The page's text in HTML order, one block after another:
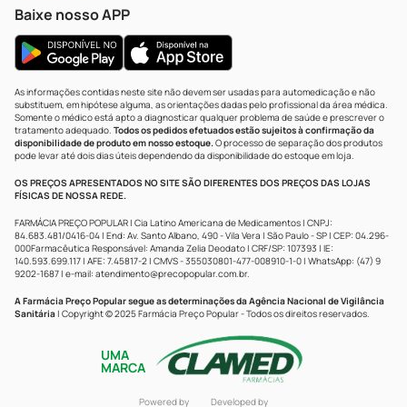
Baixe nosso APP
As informações contidas neste site não devem ser usadas para automedicação e não
substituem, em hipótese alguma, as orientações dadas pelo profissional da área médica.
Somente o médico está apto a diagnosticar qualquer problema de saúde e prescrever o
tratamento adequado. Todos os pedidos efetuados estão sujeitos à confirmação da
disponibilidade de produto em nosso estoque.O processo de separação dos produtos
pode levar até dois dias úteis dependendo da disponibilidade do estoque em loja.
OS PREÇOS APRESENTADOS NO SITE SÃO DIFERENTES DOS PREÇOS DAS LOJAS
FÍSICAS DE NOSSA REDE.
FARMÁCIA PREÇO POPULAR | Cia Latino Americana de Medicamentos | CNPJ:
84.683.481/0416-04 | End: Av. Santo Albano, 490 - Vila Vera | São Paulo - SP | CEP: 04.296-
000Farmacêutica Responsável: Amanda Zelia Deodato | CRF/SP: 107393 | IE:
140.593.699.117 | AFE: 7.45817-2 | CMVS - 355030801-477-008910-1-0 | WhatsApp: (47) 9
9202-1687 | e-mail: atendimento@precopopular.com.br.
A Farmácia Preço Popular segue as determinações da Agência Nacional de Vigilância
Sanitária | Copyright © 2025 Farmácia Preço Popular - Todos os direitos reservados.
UMA
MARCA
Powered by Developed by